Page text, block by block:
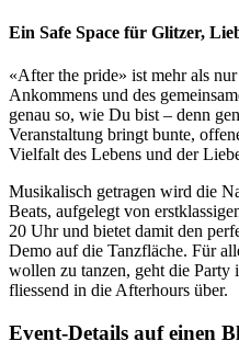
Ein Safe Space für Glitzer,
«After the pride» ist mehr als
Ankommens und des
genau so, wie Du bist – denn
Veranstaltung bringt bunte,
Vielfalt des Lebens und der
Musikalisch getragen wird die
Beats, aufgelegt von
20 Uhr und bietet damit den
Demo auf die Tanzfläche. Für
wollen zu tanzen, geht die Party
fliessend in die Afterhours über.
Event-Details auf einen